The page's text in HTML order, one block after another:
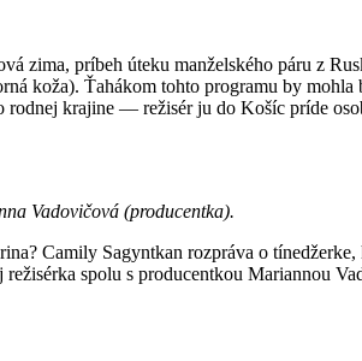
zima, príbeh úteku manželského páru z
koža). Ťahákom tohto programu by mohla
krajine — režisér ju do Košíc príde
Vadovičová (producentka).
Camily Sagyntkan rozpráva o tínedžerke,
spolu s producentkou Mariannou